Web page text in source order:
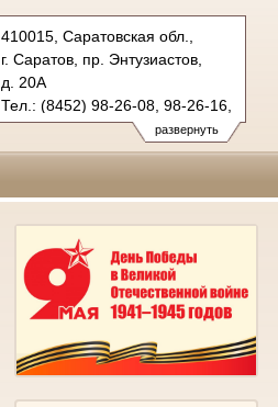
развернуть
410015, Саратовская обл.,
г. Саратов, пр. Энтузиастов,
д. 20А
Тел.: (8452) 98-26-08, 98-26-16,
98-26-13 (ф.)
zavodskoi.sar@sudrf.ru